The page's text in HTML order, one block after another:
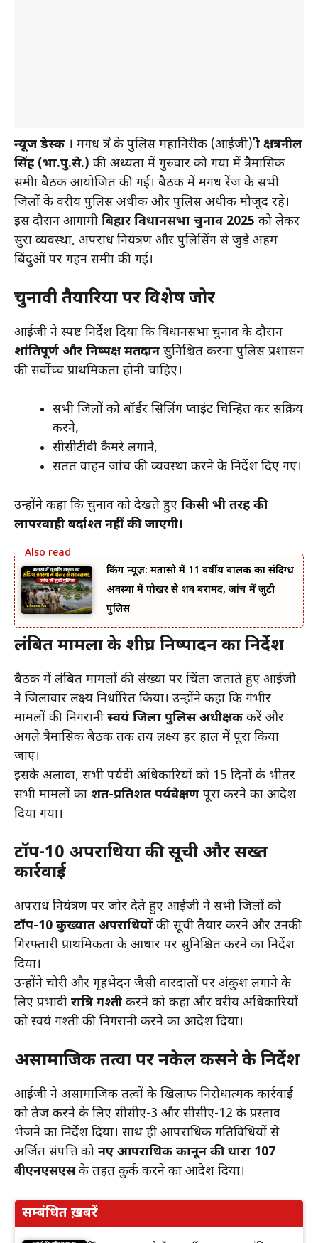
न्यूज डेस्क । मगध क्षेत्र के पुलिस महानिरीक्षक (आईजी)श्री क्षत्रनील
सिंह (भा.पु.से.) की अध्यक्षता में गुरुवार को गया में त्रैमासिक
समीक्षा बैठक आयोजित की गई। बैठक में मगध रेंज के सभी
जिलों के वरीय पुलिस अधीक्षक और पुलिस अधीक्षक मौजूद रहे।
इस दौरान आगामी बिहार विधानसभा चुनाव 2025 को लेकर
सुरक्षा व्यवस्था, अपराध नियंत्रण और पुलिसिंग से जुड़े अहम
बिंदुओं पर गहन समीक्षा की गई।
चुनावी तैयारियों पर विशेष जोर
आईजी ने स्पष्ट निर्देश दिया कि विधानसभा चुनाव के दौरान
शांतिपूर्ण और निष्पक्ष मतदान सुनिश्चित करना पुलिस प्रशासन
की सर्वोच्च प्राथमिकता होनी चाहिए।
सभी जिलों को बॉर्डर सिलिंग प्वाइंट चिन्हित कर सक्रिय
करने,
सीसीटीवी कैमरे लगाने,
सतत वाहन जांच की व्यवस्था करने के निर्देश दिए गए।
उन्होंने कहा कि चुनाव को देखते हुए किसी भी तरह की
लापरवाही बर्दाश्त नहीं की जाएगी।
ब्रेकिंग न्यूज़: मतासो में 11 वर्षीय बालक का संदिग्ध
अवस्था में पोखर से शव बरामद, जांच में जुटी
पुलिस
लंबित मामलों के शीघ्र निष्पादन का निर्देश
बैठक में लंबित मामलों की संख्या पर चिंता जताते हुए आईजी
ने जिलावार लक्ष्य निर्धारित किया। उन्होंने कहा कि गंभीर
मामलों की निगरानी स्वयं जिला पुलिस अधीक्षक करें और
अगले त्रैमासिक बैठक तक तय लक्ष्य हर हाल में पूरा किया
जाए।
इसके अलावा, सभी पर्यवेक्षी अधिकारियों को 15 दिनों के भीतर
सभी मामलों का शत-प्रतिशत पर्यवेक्षण पूरा करने का आदेश
दिया गया।
टॉप-10 अपराधियों की सूची और सख्त
कार्रवाई
अपराध नियंत्रण पर जोर देते हुए आईजी ने सभी जिलों को
टॉप-10 कुख्यात अपराधियों की सूची तैयार करने और उनकी
गिरफ्तारी प्राथमिकता के आधार पर सुनिश्चित करने का निर्देश
दिया।
उन्होंने चोरी और गृहभेदन जैसी वारदातों पर अंकुश लगाने के
लिए प्रभावी रात्रि गश्ती करने को कहा और वरीय अधिकारियों
को स्वयं गश्ती की निगरानी करने का आदेश दिया।
असामाजिक तत्वों पर नकेल कसने के निर्देश
आईजी ने असामाजिक तत्वों के खिलाफ निरोधात्मक कार्रवाई
को तेज करने के लिए सीसीए-3 और सीसीए-12 के प्रस्ताव
भेजने का निर्देश दिया। साथ ही आपराधिक गतिविधियों से
अर्जित संपत्ति को नए आपराधिक कानून की धारा 107
बीएनएसएसके तहत कुर्क करने का आदेश दिया।
सम्बंधित ख़बरें